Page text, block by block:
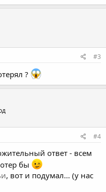
#3
?
#4
ответ - всем
бы
, вот и подумал... (у нас